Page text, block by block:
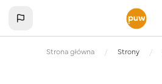
Strona główna Strony